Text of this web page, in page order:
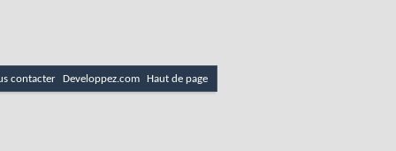
contacter Developpez.com Haut de page